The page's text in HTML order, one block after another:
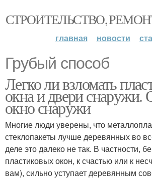
СТРОИТЕЛЬСТВО,
главная новости
Грубый способ
Легко ли взломать
окна и двери снаружи.
окно снаружи
Многие люди уверены, что
стеклопакеты лучше деревянных во
деле это далеко не так. В частности,
пластиковых окон, к счастью или к
вам), сильно уступает деревянным